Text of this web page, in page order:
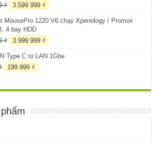
₫
Giá
là:
3.999.999 ₫.
3.599.999 ₫
tại
MousePro 1220 V6 chạy Xpenology / Promox
4 bay HDD
₫
Giá
là:
4.399.999 ₫.
3.999.999 ₫
tại
Type C to LAN 1Gbe
Giá
299.999 ₫.
199.999 ₫
là: